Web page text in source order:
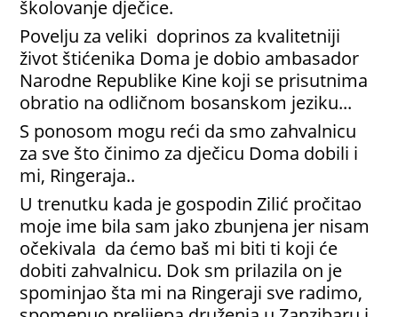
školovanje dječice.
Povelju za veliki doprinos za kvalitetniji
život štićenika Doma je dobio ambasador
Narodne Republike Kine koji se prisutnima
obratio na odličnom bosanskom jeziku...
S ponosom mogu reći da smo zahvalnicu
za sve što činimo za dječicu Doma dobili i
mi, Ringeraja..
U trenutku kada je gospodin Zilić pročitao
moje ime bila sam jako zbunjena jer nisam
očekivala da ćemo baš mi biti ti koji će
dobiti zahvalnicu. Dok sm prilazila on je
spominjao šta mi na Ringeraji sve radimo,